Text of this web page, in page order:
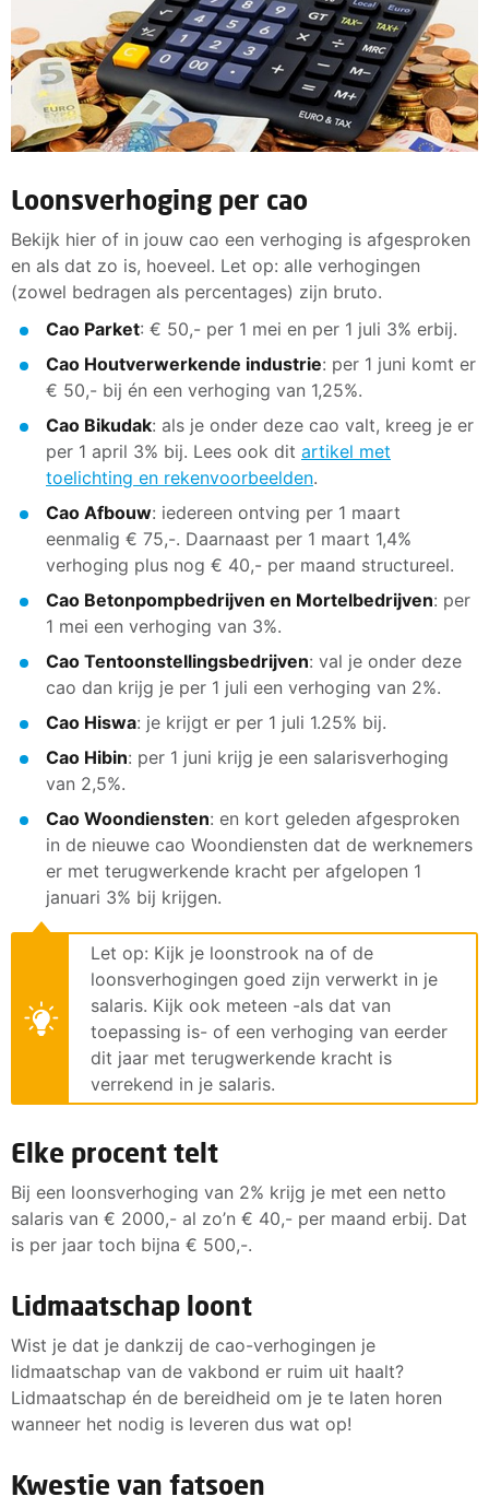
Loonsverhoging per cao
Bekijk hier of in jouw cao een verhoging is afgesproken
en als dat zo is, hoeveel. Let op: alle verhogingen
(zowel bedragen als percentages) zijn bruto.
Cao Parket: € 50,- per 1 mei en per 1 juli 3% erbij.
Cao Houtverwerkende industrie: per 1 juni komt er
€ 50,- bij én een verhoging van 1,25%.
Cao Bikudak: als je onder deze cao valt, kreeg je er
per 1 april 3% bij. Lees ook dit artikel met
toelichting en rekenvoorbeelden.
Cao Afbouw: iedereen ontving per 1 maart
eenmalig € 75,-. Daarnaast per 1 maart 1,4%
verhoging plus nog € 40,- per maand structureel.
Cao Betonpompbedrijven en Mortelbedrijven: per
1 mei een verhoging van 3%.
Cao Tentoonstellingsbedrijven: val je onder deze
cao dan krijg je per 1 juli een verhoging van 2%.
Cao Hiswa: je krijgt er per 1 juli 1.25% bij.
Cao Hibin: per 1 juni krijg je een salarisverhoging
van 2,5%.
Cao Woondiensten: en kort geleden afgesproken
in de nieuwe cao Woondiensten dat de werknemers
er met terugwerkende kracht per afgelopen 1
januari 3% bij krijgen.
Let op: Kijk je loonstrook na of de
loonsverhogingen goed zijn verwerkt in je
salaris. Kijk ook meteen -als dat van
toepassing is- of een verhoging van eerder
dit jaar met terugwerkende kracht is
verrekend in je salaris.
Elke procent telt
Bij een loonsverhoging van 2% krijg je met een netto
salaris van € 2000,- al zo’n € 40,- per maand erbij. Dat
is per jaar toch bijna € 500,-.
Lidmaatschap loont
Wist je dat je dankzij de cao-verhogingen je
lidmaatschap van de vakbond er ruim uit haalt?
Lidmaatschap én de bereidheid om je te laten horen
wanneer het nodig is leveren dus wat op!
Kwestie van fatsoen